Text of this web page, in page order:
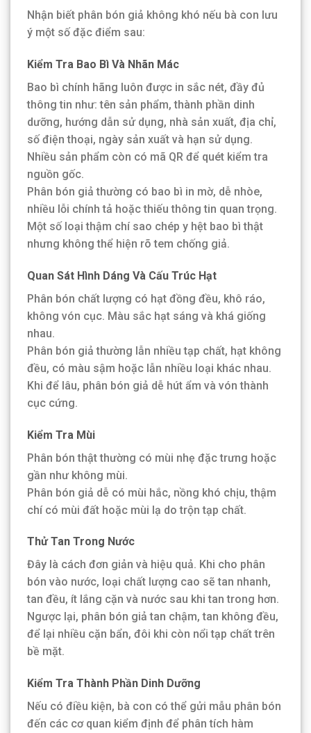
Nhận biết phân bón giả không khó nếu bà con lưu
ý một số đặc điểm sau:
Kiểm Tra Bao Bì Và Nhãn Mác
Bao bì chính hãng luôn được in sắc nét, đầy đủ
thông tin như: tên sản phẩm, thành phần dinh
dưỡng, hướng dẫn sử dụng, nhà sản xuất, địa chỉ,
số điện thoại, ngày sản xuất và hạn sử dụng.
Nhiều sản phẩm còn có mã QR để quét kiểm tra
nguồn gốc.
Phân bón giả thường có bao bì in mờ, dễ nhòe,
nhiều lỗi chính tả hoặc thiếu thông tin quan trọng.
Một số loại thậm chí sao chép y hệt bao bì thật
nhưng không thể hiện rõ tem chống giả.
Quan Sát Hình Dáng Và Cấu Trúc Hạt
Phân bón chất lượng có hạt đồng đều, khô ráo,
không vón cục. Màu sắc hạt sáng và khá giống
nhau.
Phân bón giả thường lẫn nhiều tạp chất, hạt không
đều, có màu sậm hoặc lẫn nhiều loại khác nhau.
Khi để lâu, phân bón giả dễ hút ẩm và vón thành
cục cứng.
Kiểm Tra Mùi
Phân bón thật thường có mùi nhẹ đặc trưng hoặc
gần như không mùi.
Phân bón giả dễ có mùi hắc, nồng khó chịu, thậm
chí có mùi đất hoặc mùi lạ do trộn tạp chất.
Thử Tan Trong Nước
Đây là cách đơn giản và hiệu quả. Khi cho phân
bón vào nước, loại chất lượng cao sẽ tan nhanh,
tan đều, ít lắng cặn và nước sau khi tan trong hơn.
Ngược lại, phân bón giả tan chậm, tan không đều,
để lại nhiều cặn bẩn, đôi khi còn nổi tạp chất trên
bề mặt.
Kiểm Tra Thành Phần Dinh Dưỡng
Nếu có điều kiện, bà con có thể gửi mẫu phân bón
đến các cơ quan kiểm định để phân tích hàm